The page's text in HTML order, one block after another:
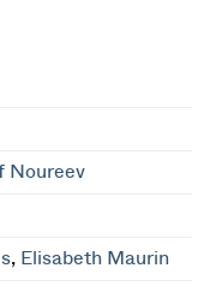
Noureev
, Elisabeth Maurin